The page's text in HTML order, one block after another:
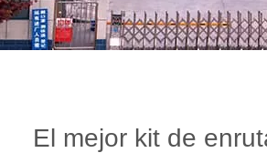
El mejor kit de